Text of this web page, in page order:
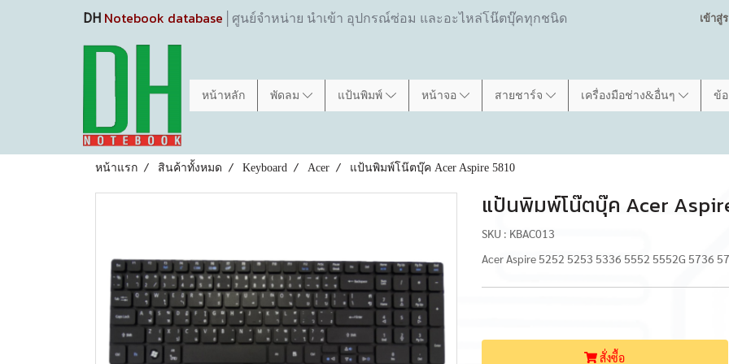
DH Notebook database │ศูนย์จำหน่าย นำเข้า อุปกรณ์ซ่อม และอะไหล่โน๊ตบุ๊คทุกชนิด เข้าสู่
หน้าหลัก พัดลม แป้นพิมพ์ หน้าจอ สายชาร์จ เครื่องมือช่าง&อื่นๆ ข้
หน้าแรก สินค้าทั้งหมด Keyboard Acer แป้นพิมพ์โน๊ตบุ๊ค Acer Aspire 5810
แป้นพิมพ์โน๊ตบุ๊ค Acer
SKU : KBAC013
Acer Aspire 5252 5253 5336 5552 5552G 5736
สั่งซื้อ